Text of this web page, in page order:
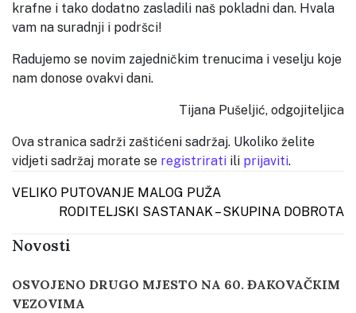
krafne i tako dodatno zasladili naš pokladni dan. Hvala
vam na suradnji i podršci!
Radujemo se novim zajedničkim trenucima i veselju koje
nam donose ovakvi dani.
Tijana Pušeljić, odgojiteljica
Ova stranica sadrži zaštićeni sadržaj. Ukoliko želite
vidjeti sadržaj morate se registrirati ili prijaviti.
Post navigation
VELIKO PUTOVANJE MALOG PUŽA
RODITELJSKI SASTANAK – SKUPINA DOBROTA
Novosti
OSVOJENO DRUGO MJESTO NA 60. ĐAKOVAČKIM
VEZOVIMA